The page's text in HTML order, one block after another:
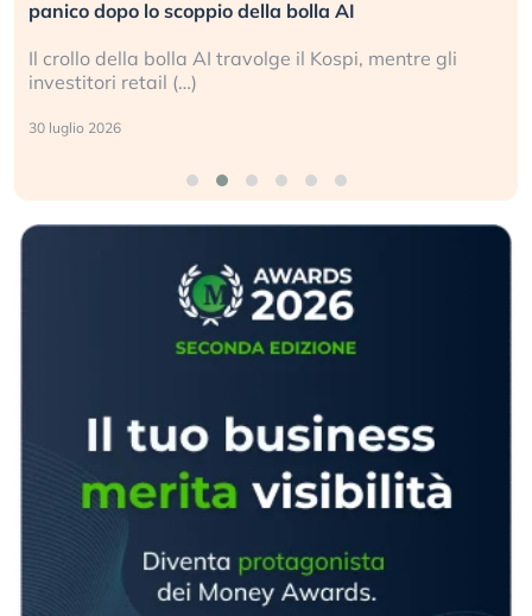
panico dopo lo scoppio della bolla AI
Il crollo della bolla AI travolge il Kospi, mentre gli
investitori retail (…)
30 luglio 2026